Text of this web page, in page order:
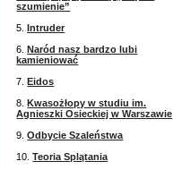
szumienie”
5.Intruder
6.Naród nasz bardzo lubi
kamieniować
7.Eidos
8.Kwasożłopy w studiu im.
Agnieszki Osieckiej w Warszawie
9.Odbycie Szaleństwa
10.Teoria Splątania